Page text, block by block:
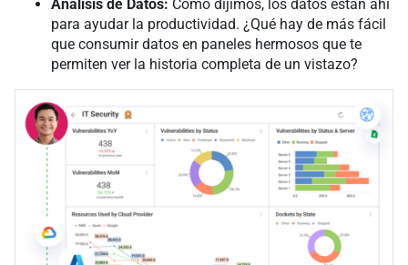
Análisis de Datos: Como dijimos, los datos están ahí
para ayudar la productividad. ¿Qué hay de más fácil
que consumir datos en paneles hermosos que te
permiten ver la historia completa de un vistazo?